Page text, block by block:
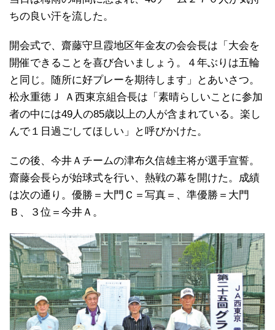
ちの良い汗を流した。
開会式で、齋藤守旦霞地区年金友の会会長は「大会を
開催できることを喜び合いましょう。４年ぶりは五輪
と同じ。随所に好プレーを期待します」とあいさつ。
松永重徳Ｊ Ａ西東京組合長は「素晴らしいことに参加
者の中には49人の85歳以上の人が含まれている。楽し
んで１日過ごしてほしい」と呼びかけた。
この後、今井Ａチームの津布久信雄主将が選手宣誓。
齋藤会長らが始球式を行い、熱戦の幕を開けた。成績
は次の通り。優勝＝大門Ｃ＝写真＝、準優勝＝大門
Ｂ、３位＝今井Ａ。